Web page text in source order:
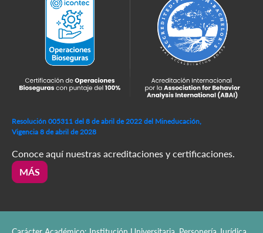
Resolución 005311 del 8 de abril de 2022 del Mineducación,
Vigencia 8 de abril de 2028
Conoce aquí nuestras acreditaciones y certificaciones.
MÁS